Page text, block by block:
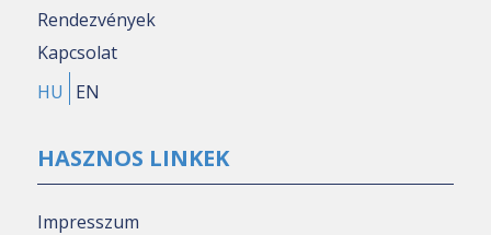
Rendezvények
Kapcsolat
HU
EN
HASZNOS LINKEK
Impresszum